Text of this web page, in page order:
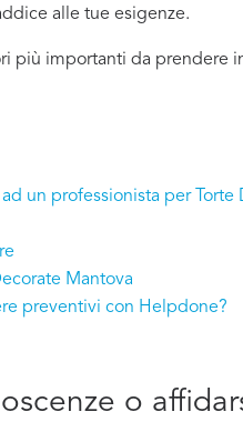
alle tue esigenze.
più importanti da prendere
un professionista per Torte
Mantova
preventivi con Helpdone?
o